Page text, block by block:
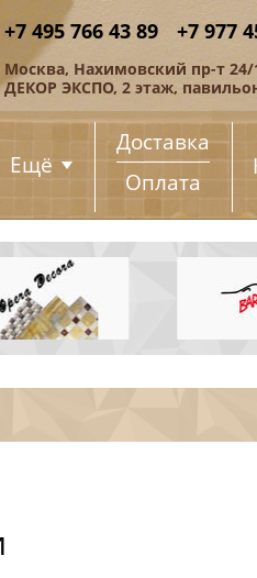
+7 495 766 43 89 +7 977
Москва, Нахимовский пр-т 24/
ДЕКОР ЭКСПО, 2 этаж,
Ещё
Доставка
Оплата